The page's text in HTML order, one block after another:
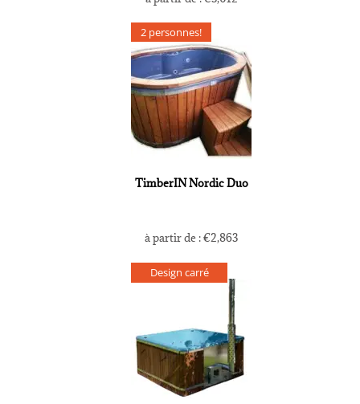
2 personnes!
TimberIN Nordic Duo
à partir de :€2,863
Design carré